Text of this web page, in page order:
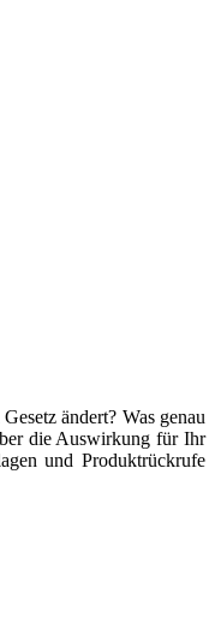
ändert? Was genau
die Auswirkung für Ihr
und Produktrückrufe